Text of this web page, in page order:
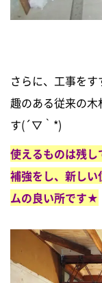
さらに、工事をす
趣のある従来の
す(´▽｀*)
使えるものは残
補強をし、新し
ムの良い所です★